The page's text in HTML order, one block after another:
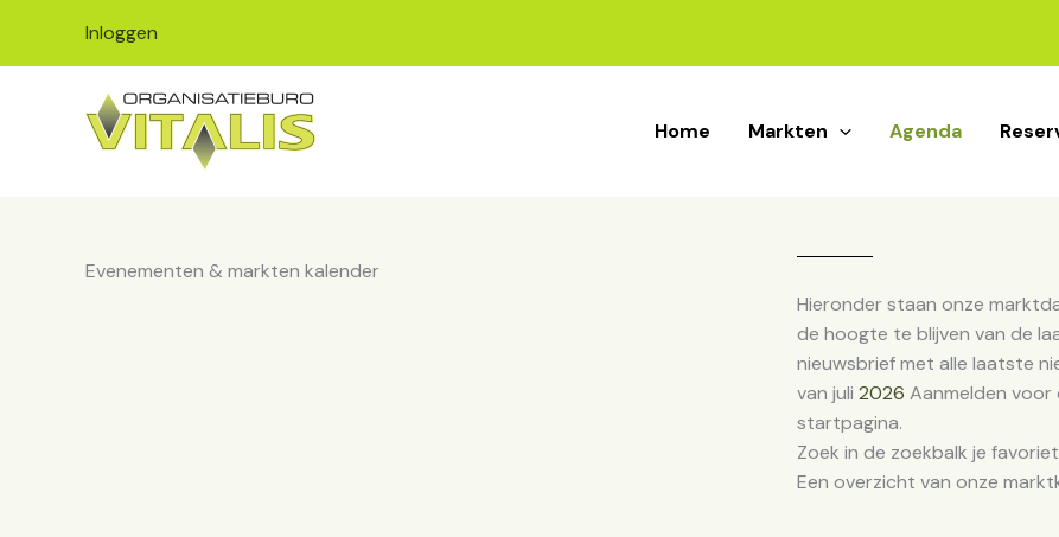
de
Inloggen
Home Markten Agenda
Evenementen & markten kalender
Hieronder staan onze
de hoogte te blijven van de
nieuwsbrief met alle laatste
van juli 2026 Aanmelden voor
startpagina.
Zoek in de zoekbalk je
Een overzicht van onze